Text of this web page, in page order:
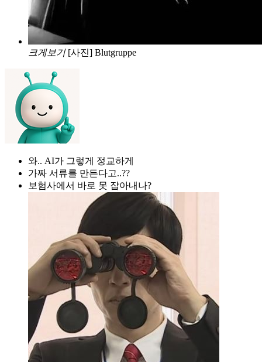
크게보기 [사진] Blutgruppe
와.. AI가 그렇게 정교하게
가짜 서류를 만든다고..??
보험사에서 바로 못 잡아내나?